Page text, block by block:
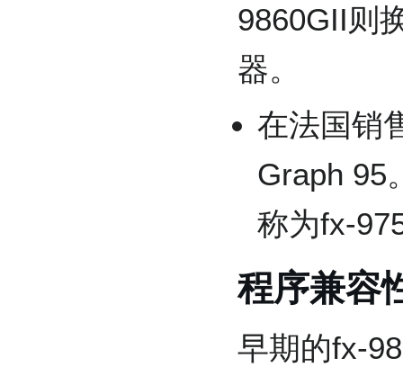
9860GII则
器。
在法国销
Graph 95
称为fx-
程序兼容
早期的fx-